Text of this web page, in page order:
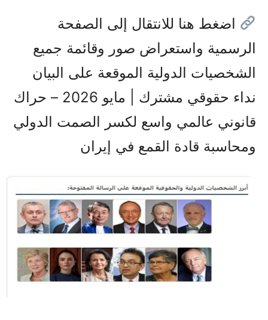
اضغط هنا للانتقال إلى الصفحة
الرسمية واستعراض صور وقائمة جميع
الشخصيات الدولية الموقعة على البيان
نداء حقوقي مشترك | مايو 2026 – حراك
قانوني عالمي واسع لكسر الصمت الدولي
ومحاسبة قادة القمع في إيران